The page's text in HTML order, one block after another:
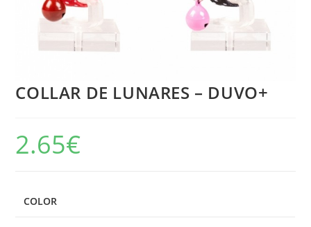
COLLAR DE LUNARES – DUVO+
2.65€
COLOR